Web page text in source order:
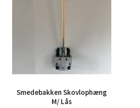
Smedebakken Skovlophæng
M/ Lås